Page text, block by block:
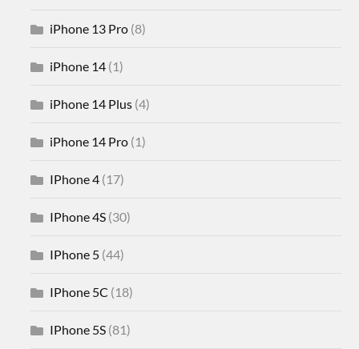
iPhone 13 Pro (8)
iPhone 14 (1)
iPhone 14 Plus (4)
iPhone 14 Pro (1)
IPhone 4 (17)
IPhone 4S (30)
IPhone 5 (44)
IPhone 5C (18)
IPhone 5S (81)